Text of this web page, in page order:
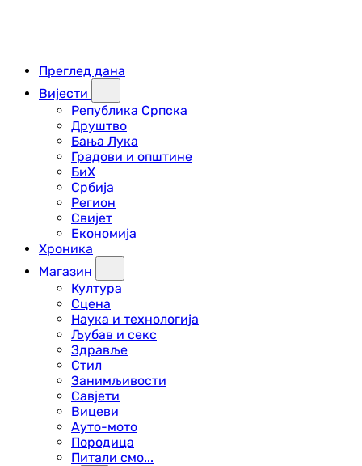
Преглед дана
Вијести
Република Српска
Друштво
Бања Лука
Градови и општине
БиХ
Србија
Регион
Свијет
Економија
Хроника
Магазин
Култура
Сцена
Наука и технологија
Љубав и секс
Здравље
Стил
Занимљивости
Савјети
Вицеви
Ауто-мото
Породица
Питали смо...